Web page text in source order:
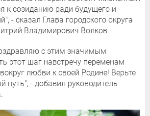
к созиданию ради будущего и
- сказал Глава городского округа
Владимирович Волков.
с этим значимым
этот шаг навстречу переменам
любви к своей Родине! Верьте
путь", - добавил руководитель